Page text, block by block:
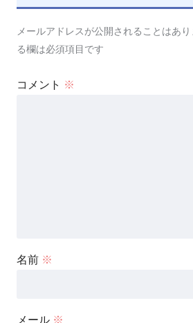
メールアドレスが公開されることはあり
る欄は必須項目です
コメント ※
名前 ※
メール ※